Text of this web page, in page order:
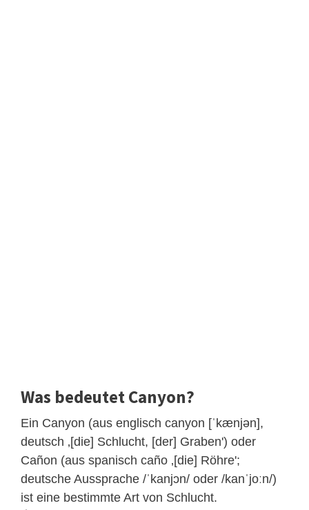
Was bedeutet Canyon?
Ein Canyon (aus englisch canyon [ˈkænjən],
deutsch ‚[die] Schlucht, [der] Graben') oder
Cañon (aus spanisch caño ‚[die] Röhre';
deutsche Aussprache /ˈkanjɔn/ oder /kanˈjoːn/)
ist eine bestimmte Art von Schlucht.